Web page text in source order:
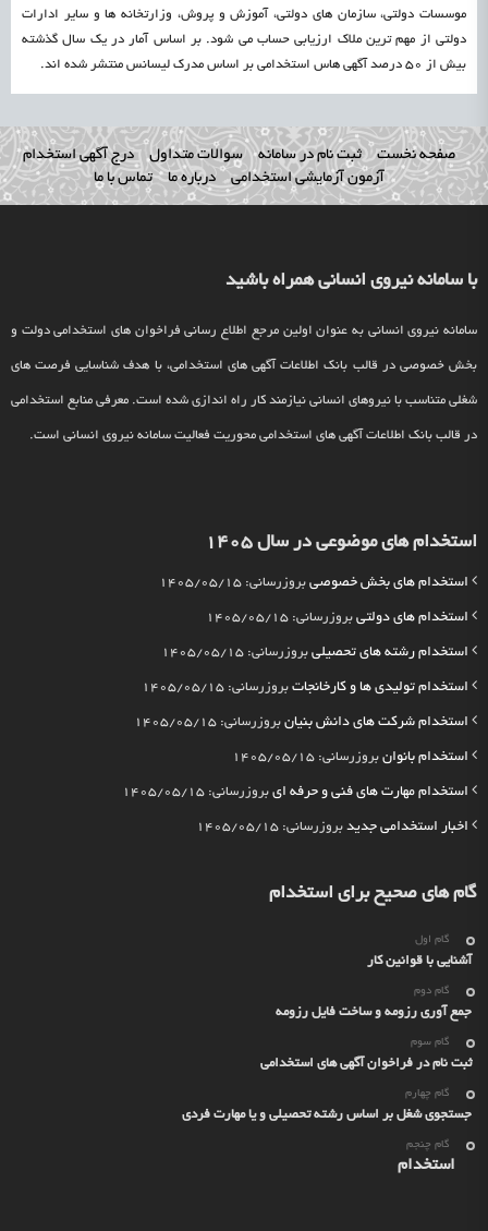
موسسات دولتی، سازمان های دولتی، آموزش و پروش، وزارتخانه ها و سایر ادارات
دولتی از مهم ترین ملاک ارزیابی حساب می شود. بر اساس آمار در یک سال گذشته
بیش از 50 درصد آگهی هاس استخدامی بر اساس مدرک لیسانس منتشر شده اند.
صفحه نخست ثبت نام در سامانه سوالات متداول
درج آگهی استخدام
آزمون آزمایشی استخدامی
درباره ما تماس با ما
با سامانه نیروی انسانی همراه باشید
سامانه نیروی انسانی به عنوان اولین مرجع اطلاع رسانی فراخوان های استخدامی دولت و
بخش خصوصی در قالب بانک اطلاعات آگهی های استخدامی، با هدف شناسایی فرصت های
شغلی متناسب با نیروهای انسانی نیازمند کار راه اندازی شده است. معرفی منابع استخدامی
در قالب بانک اطلاعات آگهی های استخدامی محوریت فعالیت سامانه نیروی انسانی است.
استخدام های موضوعی در سال 1405
استخدام های بخش خصوصی بروزرسانی: 1405/05/15
استخدام های دولتی بروزرسانی: 1405/05/15
استخدام رشته های تحصیلی بروزرسانی: 1405/05/15
استخدام تولیدی ها و کارخانجات بروزرسانی: 1405/05/15
استخدام شرکت های دانش بنیان بروزرسانی: 1405/05/15
استخدام بانوان بروزرسانی: 1405/05/15
استخدام مهارت های فنی و حرفه ای بروزرسانی: 1405/05/15
اخبار استخدامی جدید بروزرسانی: 1405/05/15
گام های صحیح برای استخدام
گام اول
آشنایی با قوانین کار
گام دوم
جمع آوری رزومه و ساخت فایل رزومه
گام سوم
ثبت نام در فراخوان آگهی های استخدامی
گام چهارم
جستجوی شغل بر اساس رشته تحصیلی و یا مهارت فردی
گام چنجم
استخدام